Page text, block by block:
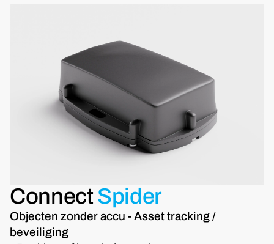
Connect Spider
Objecten zonder accu - Asset tracking /
beveiliging